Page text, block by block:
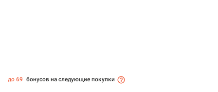
до 69 бонусов на следующие покупки